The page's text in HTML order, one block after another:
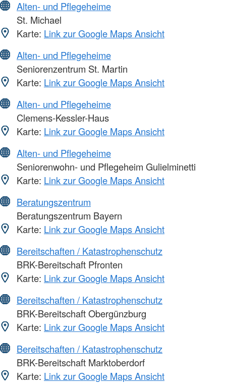
Alten- und Pflegeheime
St. Michael
Karte: Link zur Google Maps Ansicht
Alten- und Pflegeheime
Seniorenzentrum St. Martin
Karte: Link zur Google Maps Ansicht
Alten- und Pflegeheime
Clemens-Kessler-Haus
Karte: Link zur Google Maps Ansicht
Alten- und Pflegeheime
Seniorenwohn- und Pflegeheim Gulielminetti
Karte: Link zur Google Maps Ansicht
Beratungszentrum
Beratungszentrum Bayern
Karte: Link zur Google Maps Ansicht
Bereitschaften / Katastrophenschutz
BRK-Bereitschaft Pfronten
Karte: Link zur Google Maps Ansicht
Bereitschaften / Katastrophenschutz
BRK-Bereitschaft Obergünzburg
Karte: Link zur Google Maps Ansicht
Bereitschaften / Katastrophenschutz
BRK-Bereitschaft Marktoberdorf
Karte: Link zur Google Maps Ansicht